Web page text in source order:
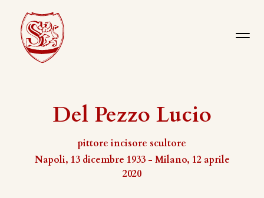
Del Pezzo Lucio
pittore incisore scultore
Napoli, 13 dicembre 1933 - Milano, 12 aprile
2020